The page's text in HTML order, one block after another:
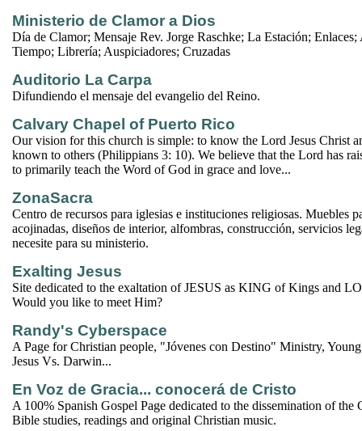
Ministerio de Clamor a Dios
Día de Clamor; Mensaje Rev. Jorge Raschke; La Estación;
Tiempo; Librería; Auspiciadores; Cruzadas
Auditorio La Carpa
Difundiendo el mensaje del evangelio del Reino.
Calvary Chapel of Puerto Rico
Our vision for this church is simple: to know the Lord Jesus Christ
known to others (Philippians 3: 10). We believe that the Lord has
to primarily teach the Word of God in grace and love...
ZonaSacra
Centro de recursos para iglesias e instituciones religiosas. Muebles
acojinadas, diseños de interior, alfombras, construcción, servicios
necesite para su ministerio.
Exalting Jesus
Site dedicated to the exaltation of JESUS as KING of Kings and
Would you like to meet Him?
Randy's Cyberspace
A Page for Christian people, "Jóvenes con Destino" Ministry,
Jesus Vs. Darwin...
En Voz de Gracia... conocerá de Cristo
A 100% Spanish Gospel Page dedicated to the dissemination of the
Bible studies, readings and original Christian music.